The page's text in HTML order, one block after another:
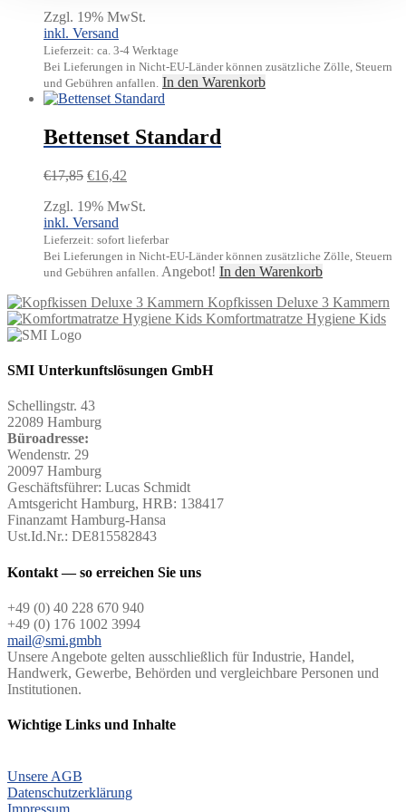
Zzgl. 19% MwSt.
inkl. Versand
Lieferzeit: ca. 3-4 Werktage
Bei Lieferungen in Nicht-EU-Länder können zusätzliche Zölle, Steuern
und Gebühren anfallen. In den Warenkorb
Bettenset Standard
€17,85 Ursprünglicher
war:
€17,85
€16,42
ist:
Zzgl. 19% MwSt.
inkl. Versand
Lieferzeit: sofort lieferbar
Bei Lieferungen in Nicht-EU-Länder können zusätzliche Zölle, Steuern
und Gebühren anfallen. Angebot! In den Warenkorb
Kopfkissen Deluxe 3 Kammern
Komfortmatratze Hygiene Kids
SMI Unterkunftslösungen GmbH
Schellingstr. 43
22089 Hamburg
Büroadresse:
Wendenstr. 29
20097 Hamburg
Geschäftsführer: Lucas Schmidt
Amtsgericht Hamburg, HRB: 138417
Finanzamt Hamburg-Hansa
Ust.Id.Nr.: DE815582843
Kontakt — so erreichen Sie uns
+49 (0) 40 228 670 940
+49 (0) 176 1002 3994
mail@smi.gmbh
Unsere Angebote gelten ausschließlich für Industrie, Handel,
Handwerk, Gewerbe, Behörden und vergleichbare Personen und
Institutionen.
Wichtige Links und Inhalte
Unsere AGB
Datenschutzerklärung